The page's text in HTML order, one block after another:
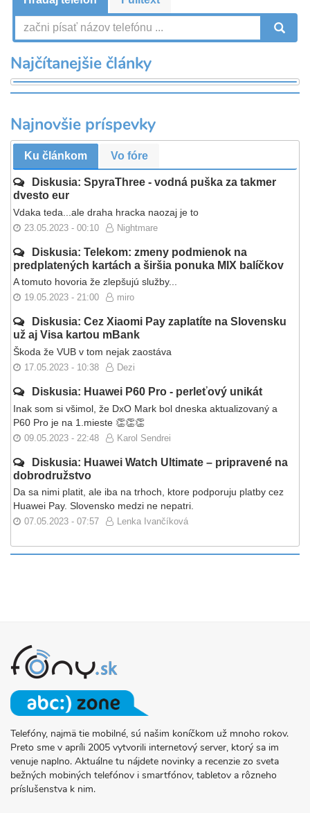
Najčítanejšie články
Najnovšie príspevky
Ku článkom Vo fóre
Diskusia: SpyraThree - vodná puška za takmer
dvesto eur
Vdaka teda...ale draha hracka naozaj je to
23.05.2023 - 00:10 Nightmare
Diskusia: Telekom: zmeny podmienok na
predplatených kartách a širšia ponuka MIX balíčkov
A tomuto hovoria že zlepšujú služby...
19.05.2023 - 21:00 miro
Diskusia: Cez Xiaomi Pay zaplatíte na Slovensku
už aj Visa kartou mBank
Škoda že VUB v tom nejak zaostáva
17.05.2023 - 10:38 Dezi
Diskusia: Huawei P60 Pro - perleťový unikát
Inak som si všimol, že DxO Mark bol dneska aktualizovaný a
P60 Pro je na 1.mieste 👏👏👏
09.05.2023 - 22:48 Karol Sendrei
Diskusia: Huawei Watch Ultimate – pripravené na
dobrodružstvo
Da sa nimi platit, ale iba na trhoch, ktore podporuju platby cez
Huawei Pay. Slovensko medzi ne nepatri.
07.05.2023 - 07:57 Lenka Ivančíková
O
PROJEKTE
FONY.SK
Telefóny, najmä tie mobilné, sú našim koníčkom už mnoho rokov.
Preto sme v apríli 2005 vytvorili internetový server, ktorý sa im
venuje naplno. Aktuálne tu nájdete novinky a recenzie zo sveta
bežných mobiných telefónov i smartfónov, tabletov a rôzneho
príslušenstva k nim.